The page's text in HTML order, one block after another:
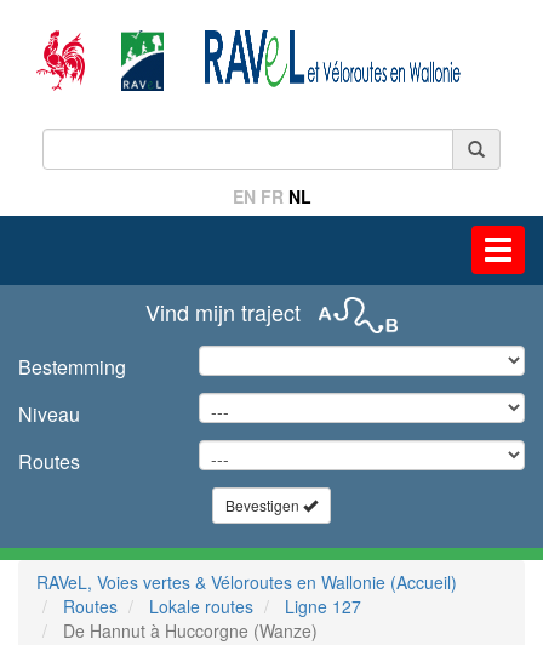
EN FR NL
Vind mijn traject
Bestemming
Niveau
Routes
Bevestigen
RAVeL, Voies vertes & Véloroutes en Wallonie (Accueil)
Routes
Lokale routes
Ligne 127
De Hannut à Huccorgne (Wanze)